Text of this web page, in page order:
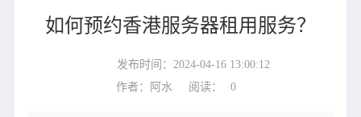
如何预约香港服务器租用服务？
发布时间：2024-04-16 13:00:12
作者：阿水
阅读： 0